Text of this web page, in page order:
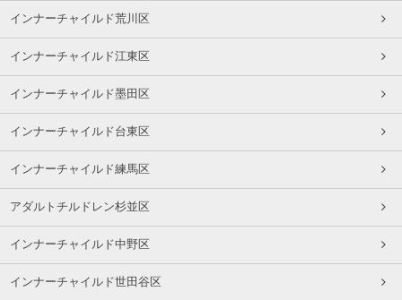
インナーチャイルド荒川区
インナーチャイルド江東区
インナーチャイルド墨田区
インナーチャイルド台東区
インナーチャイルド練馬区
アダルトチルドレン杉並区
インナーチャイルド中野区
インナーチャイルド世田谷区